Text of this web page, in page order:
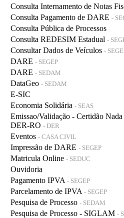
Consulta Internamento de Notas
Consulta Pagamento de DARE -
Consulta Pública de Processos
Consulta REDESIM Estadual -
Consultar Dados de Veículos -
DARE - SEGEP
DARE - SEDAM
DataGeo - SEDAM
E-SIC
Economia Solidária - SEAS
Emissao/Validação - Certidão
DER-RO - DER
Eventos - CASA CIVIL
Impressão de DARE - SEGEP
Matricula Online - SEDUC
Ouvidoria
Pagamento IPVA - SEGEP
Parcelamento de IPVA - SEGEP
Pesquisa de Processo - SEDAM
Pesquisa de Processo - SIGLAM -